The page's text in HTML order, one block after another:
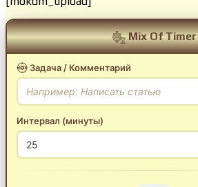
Mix Of Timer
Задача / Комментарий
Интервал (минуты)